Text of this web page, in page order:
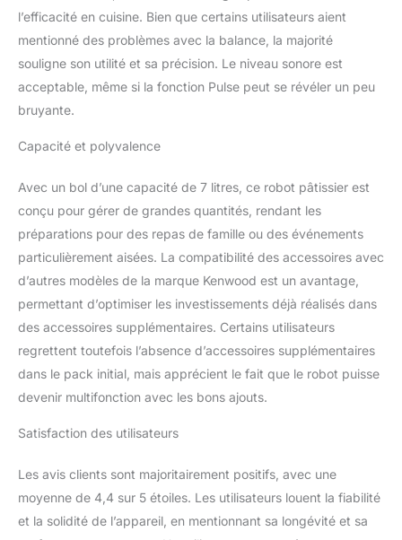
accessoire de patisserie
mélangeur lavable au
lave-vaisselle
l’efficacité en cuisine. Bien que certains utilisateurs aient
mentionné des problèmes avec la balance, la majorité
souligne son utilité et sa précision. Le niveau sonore est
acceptable, même si la fonction Pulse peut se révéler un peu
bruyante.
Capacité et polyvalence
Avec un bol d’une capacité de 7 litres, ce robot pâtissier est
conçu pour gérer de grandes quantités, rendant les
préparations pour des repas de famille ou des événements
particulièrement aisées. La compatibilité des accessoires avec
d’autres modèles de la marque Kenwood est un avantage,
permettant d’optimiser les investissements déjà réalisés dans
des accessoires supplémentaires. Certains utilisateurs
regrettent toutefois l’absence d’accessoires supplémentaires
dans le pack initial, mais apprécient le fait que le robot puisse
devenir multifonction avec les bons ajouts.
Satisfaction des utilisateurs
Les avis clients sont majoritairement positifs, avec une
moyenne de 4,4 sur 5 étoiles. Les utilisateurs louent la fiabilité
et la solidité de l’appareil, en mentionnant sa longévité et sa